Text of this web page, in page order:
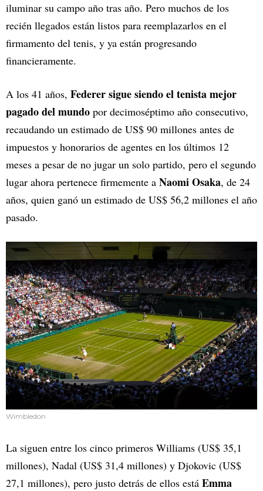
iluminar su campo año tras año. Pero muchos de los
recién llegados están listos para reemplazarlos en el
firmamento del tenis, y ya están progresando
financieramente.
A los 41 años, Federer sigue siendo el tenista mejor
pagado del mundo por decimoséptimo año consecutivo,
recaudando un estimado de US$ 90 millones antes de
impuestos y honorarios de agentes en los últimos 12
meses a pesar de no jugar un solo partido, pero el segundo
lugar ahora pertenece firmemente a Naomi Osaka, de 24
años, quien ganó un estimado de US$ 56,2 millones el año
pasado.
Wimbledon
La siguen entre los cinco primeros Williams (US$ 35,1
millones), Nadal (US$ 31,4 millones) y Djokovic (US$
27,1 millones), pero justo detrás de ellos está Emma